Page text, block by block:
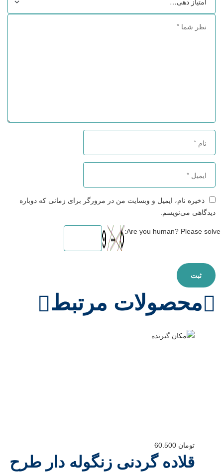
ذخیره نام، ایمیل و وبسایت من در مرورگر برای زمانی که دوباره
دیدگاهی می‌نویسم.
Are you human? Please solve:
محصولات مرتبط
تومان
قلاده گردنی زنگوله دار طرح